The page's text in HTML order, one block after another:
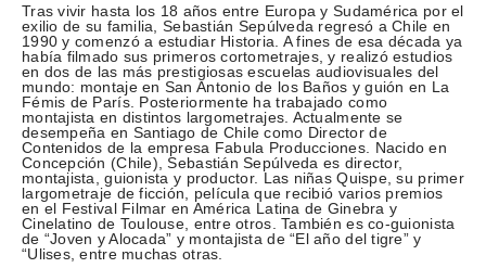
Tras vivir hasta los 18 años entre Europa y Sudamérica por el
exilio de su familia, Sebastián Sepúlveda regresó a Chile en
1990 y comenzó a estudiar Historia. A fines de esa década ya
había filmado sus primeros cortometrajes, y realizó estudios
en dos de las más prestigiosas escuelas audiovisuales del
mundo: montaje en San Antonio de los Baños y guión en La
Fémis de París. Posteriormente ha trabajado como
montajista en distintos largometrajes. Actualmente se
desempeña en Santiago de Chile como Director de
Contenidos de la empresa Fabula Producciones. Nacido en
Concepción (Chile), Sebastián Sepúlveda es director,
montajista, guionista y productor. Las niñas Quispe, su primer
largometraje de ficción, película que recibió varios premios
en el Festival Filmar en América Latina de Ginebra y
Cinelatino de Toulouse, entre otros. También es co-guionista
de “Joven y Alocada” y montajista de “El año del tigre” y
“Ulises, entre muchas otras.